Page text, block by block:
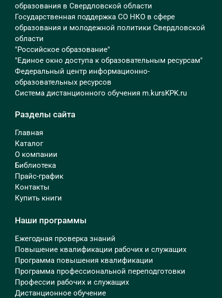
образования в Свердловской области
Государственная поддержка СО НКО в сфере
образования и молодежной политики Свердловской
области
"Российское образование"
"Единое окно доступа к образовательным ресурсам"
Федеральный центр информационно-
образовательных ресурсов
Система дистанционного обучения m.kursKPK.ru
Разделы сайта
Главная
Каталог
О компании
Библиотека
Прайс-график
Контакты
Купить книги
Наши программы
Ежегодная проверка знаний
Повышение квалификации рабочих и служащих
Программа повышения квалификации
Программа профессиональной переподготовки
Профессии рабочих и служащих
Дистанционное обучение